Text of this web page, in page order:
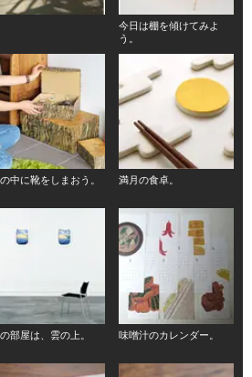
今日は棚を傾けてみよ
う。
中に靴をしまおう。 満月の食卓。
部屋は、雲の上。 味噌汁のカレンダー。